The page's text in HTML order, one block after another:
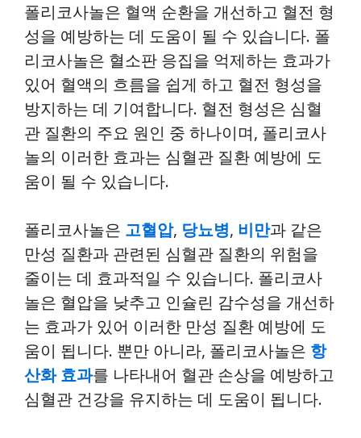
폴리코사놀은 혈액 순환을 개선하고 혈전 형
성을 예방하는 데 도움이 될 수 있습니다. 폴
리코사놀은 혈소판 응집을 억제하는 효과가
있어 혈액의 흐름을 쉽게 하고 혈전 형성을
방지하는 데 기여합니다. 혈전 형성은 심혈
관 질환의 주요 원인 중 하나이며, 폴리코사
놀의 이러한 효과는 심혈관 질환 예방에 도
움이 될 수 있습니다.
폴리코사놀은 고혈압, 당뇨병, 비만과 같은
만성 질환과 관련된 심혈관 질환의 위험을
줄이는 데 효과적일 수 있습니다. 폴리코사
놀은 혈압을 낮추고 인슐린 감수성을 개선하
는 효과가 있어 이러한 만성 질환 예방에 도
움이 됩니다. 뿐만 아니라, 폴리코사놀은 항
산화 효과를 나타내어 혈관 손상을 예방하고
심혈관 건강을 유지하는 데 도움이 됩니다.